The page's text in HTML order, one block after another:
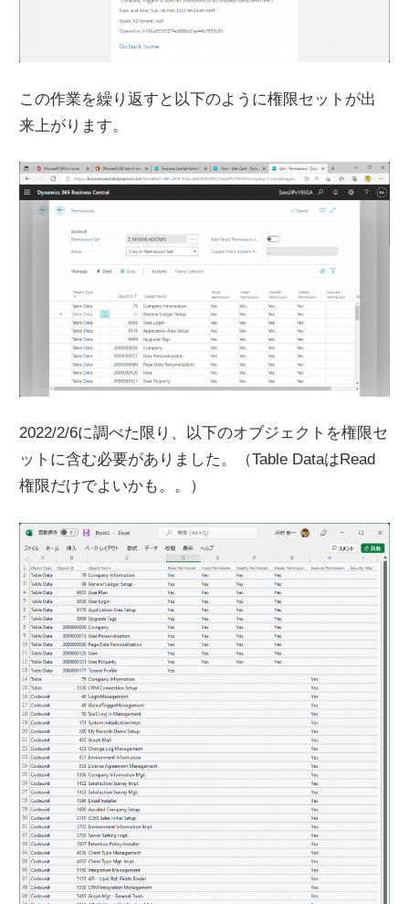
この作業を繰り返すと以下のように権限セットが出
来上がります。
2022/2/6に調べた限り、以下のオブジェクトを権限セ
ットに含む必要がありました。（Table DataはRead
権限だけでよいかも。。）